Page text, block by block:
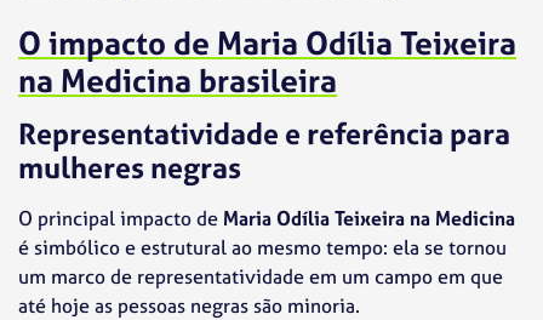
O impacto de Maria Odília Teixeira
na Medicina brasileira
Representatividade e referência para
mulheres negras
O principal impacto de Maria Odília Teixeira na Medicina
é simbólico e estrutural ao mesmo tempo: ela se tornou
um marco de representatividade em um campo em que
até hoje as pessoas negras são minoria.